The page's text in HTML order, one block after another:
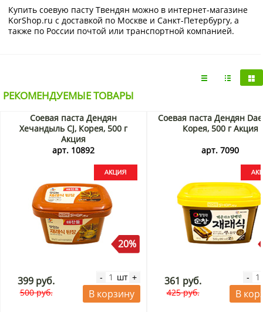
Купить соевую пасту Твендян можно в интернет-магазине
KorShop.ru с доставкой по Москве и Санкт-Петербургу, а
также по России почтой или транспортной компанией.
РЕКОМЕНДУЕМЫЕ ТОВАРЫ
Соевая паста Дендян
Хечандыль CJ, Корея, 500 г
Акция
арт. 10892
20%
399 руб.
500 руб.
- шт +
В корзину
Соевая паста Дендян
Корея, 500 г Акция
арт. 7090
361 руб.
425 руб.
-
В